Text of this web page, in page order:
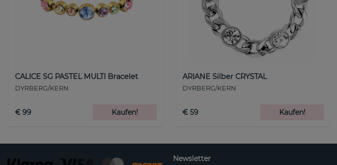
CALICE SG PASTEL MULTI Bracelet
DYRBERG/KERN
€ 99 Kaufen!
ARIANE Silber CRYSTAL
DYRBERG/KERN
€ 59 Kaufen!
Newsletter